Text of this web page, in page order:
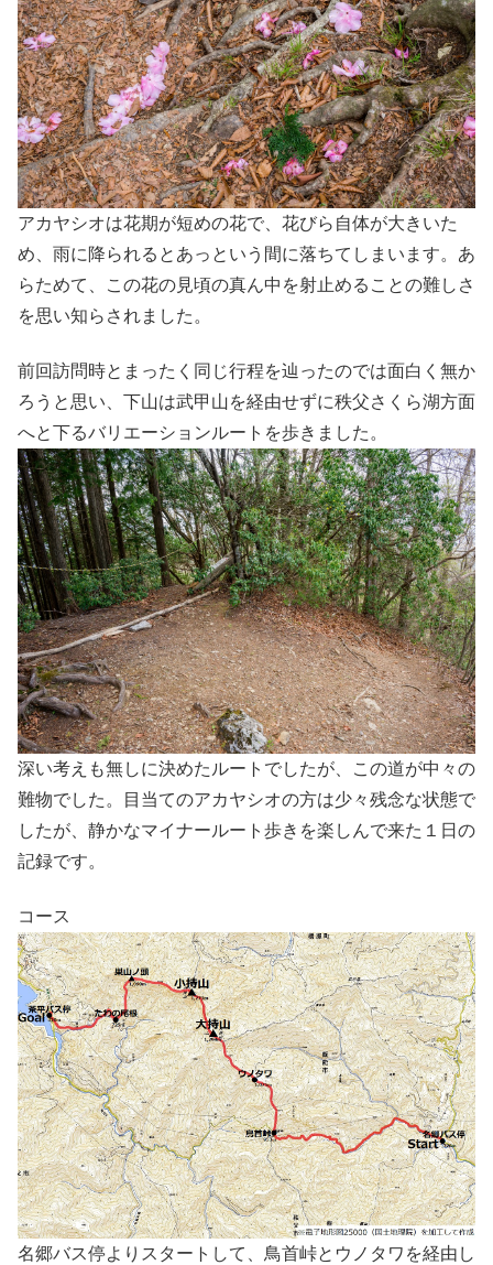
アカヤシオは花期が短めの花で、花びら自体が大きいた
め、雨に降られるとあっという間に落ちてしまいます。あ
らためて、この花の見頃の真ん中を射止めることの難しさ
を思い知らされました。
前回訪問時とまったく同じ行程を辿ったのでは面白く無か
ろうと思い、下山は武甲山を経由せずに秩父さくら湖方面
へと下るバリエーションルートを歩きました。
深い考えも無しに決めたルートでしたが、この道が中々の
難物でした。目当てのアカヤシオの方は少々残念な状態で
したが、静かなマイナールート歩きを楽しんで来た１日の
記録です。
コース
名郷バス停よりスタートして、鳥首峠とウノタワを経由し